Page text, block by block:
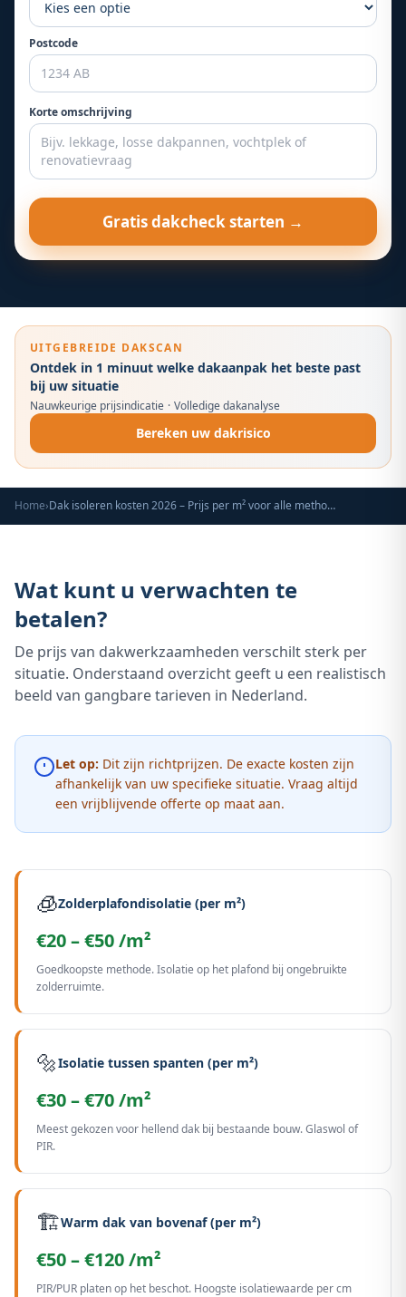
Postcode
Korte omschrijving
Gratis dakcheck starten →
UITGEBREIDE DAKSCAN
Ontdek in 1 minuut welke dakaanpak het beste past
bij uw situatie
Nauwkeurige prijsindicatie · Volledige dakanalyse
Bereken uw dakrisico
Home› Dak isoleren kosten 2026 – Prijs per m² voor alle methoden
Wat kunt u verwachten te
betalen?
De prijs van dakwerkzaamheden verschilt sterk per
situatie. Onderstaand overzicht geeft u een realistisch
beeld van gangbare tarieven in Nederland.
Let op: Dit zijn richtprijzen. De exacte kosten zijn
afhankelijk van uw specifieke situatie. Vraag altijd
een vrijblijvende offerte op maat aan.
🧊Zolderplafondisolatie (per m²)
€20 – €50 /m²
Goedkoopste methode. Isolatie op het plafond bij ongebruikte
zolderruimte.
🔩Isolatie tussen spanten (per m²)
€30 – €70 /m²
Meest gekozen voor hellend dak bij bestaande bouw. Glaswol of
PIR.
🏗️Warm dak van bovenaf (per m²)
€50 – €120 /m²
PIR/PUR platen op het beschot. Hoogste isolatiewaarde per cm